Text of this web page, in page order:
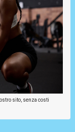
sito, senza costi